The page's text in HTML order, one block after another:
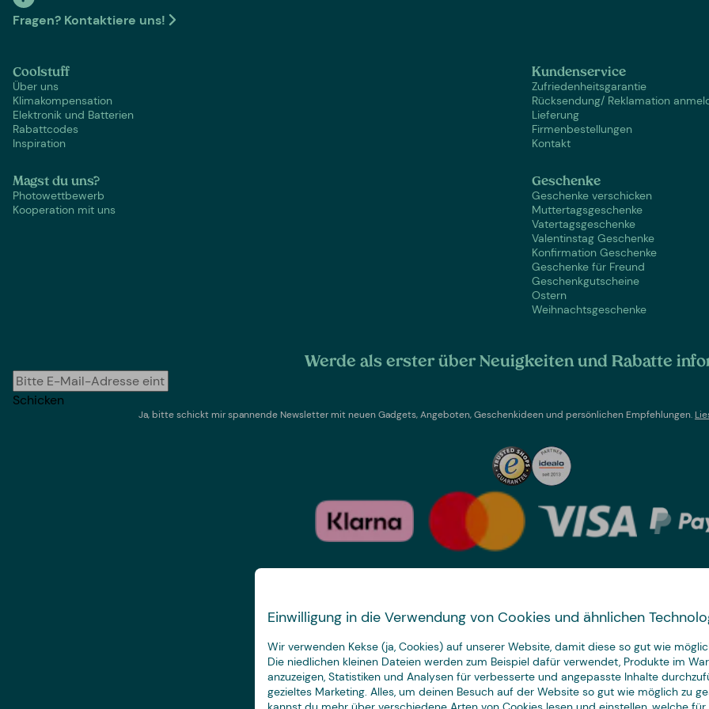
Einwilligung in die Verwendung von Cookies und ähnlichen
Wir verwenden Kekse (ja, Cookies) auf unserer Website, damit diese so gut wie
Die niedlichen kleinen Dateien werden zum Beispiel dafür verwendet, Produkte im
anzuzeigen, Statistiken und Analysen für verbesserte und angepasste Inhalte
gezieltes Marketing. Alles, um deinen Besuch auf der Website so gut wie möglich zu
Fragen? Kontaktiere uns!
Coolstuff
Über uns
Klimakompensation
Elektronik und Batterien
Rabattcodes
Inspiration
Kundenservice
Zufriedenheitsgarantie
Rücksendung/ Reklamation
Lieferung
Firmenbestellungen
Kontakt
Magst du uns?
Photowettbewerb
Kooperation mit uns
Geschenke
Geschenke verschicken
Muttertagsgeschenke
Vatertagsgeschenke
Valentinstag Geschenke
Konfirmation Geschenke
Geschenke für Freund
Geschenkgutscheine
Ostern
Weihnachtsgeschenke
Werde als erster über Neuigkeiten und Rabatte
Schicken
Ja, bitte schickt mir spannende Newsletter mit neuen Gadgets, Angeboten, Geschenkideen und persönlichen Empfehlungen.
We have
just the thing.